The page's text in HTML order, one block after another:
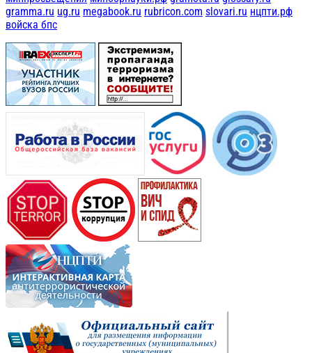
gramma.ru ug.ru megabook.ru rubricon.com slovari.ru нцпти.рф
войска бпс